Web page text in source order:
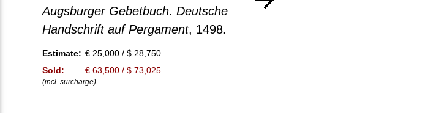
Augsburger Gebetbuch. Deutsche
Handschrift auf Pergament, 1498.
Estimate: € 25,000 / $ 28,750
Sold:
€ 63,500 / $ 73,025
(incl. surcharge)